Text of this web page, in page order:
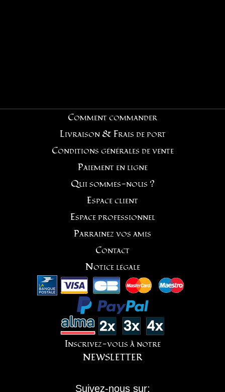
Comment commander
Livraison & Frais de port
Conditions générales de vente
Paiement en ligne
Qui sommes-nous ?
Espace client
Espace professionnel
Parrainez vos amis
Contact
Notice légale
Inscrivez-vous à notre
NEWSLETTER
Suivez-nous sur: